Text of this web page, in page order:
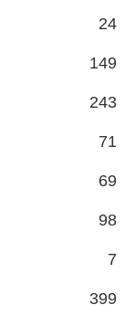
24
149
243
71
69
98
7
399